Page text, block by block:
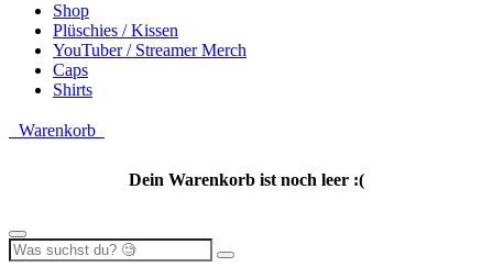
Shop
Plüschies / Kissen
YouTuber / Streamer Merch
Caps
Shirts
Warenkorb
Dein Warenkorb ist noch leer :(